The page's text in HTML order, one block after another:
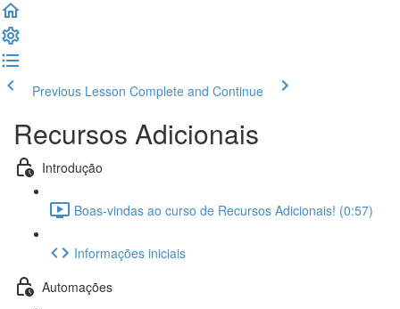
Previous Lesson Complete and Continue
Recursos Adicionais
Introdução
Boas-vindas ao curso de Recursos Adicionais! (0:57)
Informações iniciais
Automações